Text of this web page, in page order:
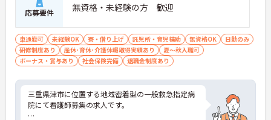
応募要件 無資格・未経験の方 歓迎
車通勤可 未経験OK 寮・借り上げ 託児所・育児補助 無資格OK
日勤のみ
研修制度あり
産休･育休･介護休暇取得実績あり
夏～秋入職可
ボーナス・賞与あり
社会保険完備 退職金制度あり
三重県津市に位置する地域密着型の一般救急指定病
院にて看護師募集の求人です。